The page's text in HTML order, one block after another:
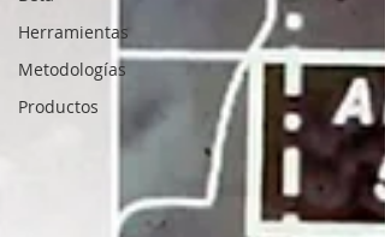
Herramientas
Metodologías
Productos